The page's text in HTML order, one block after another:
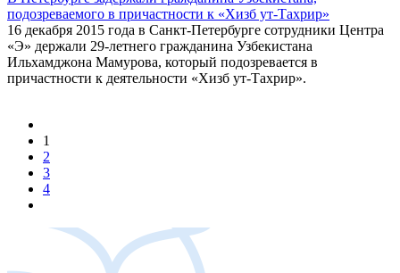
подозреваемого в причастности к «Хизб ут-Тахрир»
16 декабря 2015 года в Санкт-Петербурге сотрудники Центра
«Э» держали 29-летнего гражданина Узбекистана
Ильхамджона Мамурова, который подозревается в
причастности к деятельности «Хизб ут-Тахрир».
1
2
3
4